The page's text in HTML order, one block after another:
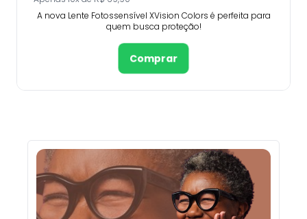
A nova Lente Fotossensível XVision Colors é perfeita para
quem busca proteção!
Comprar